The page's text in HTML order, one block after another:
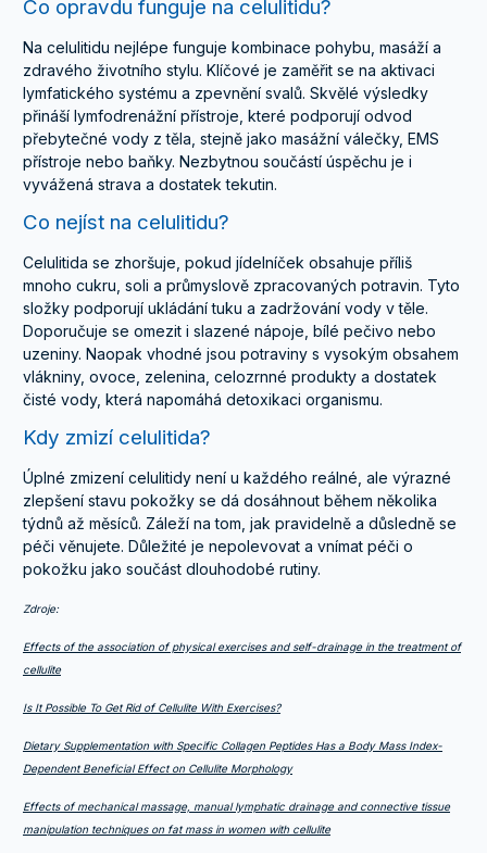
Co opravdu funguje na celulitidu?
Na celulitidu nejlépe funguje kombinace pohybu, masáží a
zdravého životního stylu. Klíčové je zaměřit se na aktivaci
lymfatického systému a zpevnění svalů. Skvělé výsledky
přináší lymfodrenážní přístroje, které podporují odvod
přebytečné vody z těla, stejně jako masážní válečky, EMS
přístroje nebo baňky. Nezbytnou součástí úspěchu je i
vyvážená strava a dostatek tekutin.
Co nejíst na celulitidu?
Celulitida se zhoršuje, pokud jídelníček obsahuje příliš
mnoho cukru, soli a průmyslově zpracovaných potravin. Tyto
složky podporují ukládání tuku a zadržování vody v těle.
Doporučuje se omezit i slazené nápoje, bílé pečivo nebo
uzeniny. Naopak vhodné jsou potraviny s vysokým obsahem
vlákniny, ovoce, zelenina, celozrnné produkty a dostatek
čisté vody, která napomáhá detoxikaci organismu.
Kdy zmizí celulitida?
Úplné zmizení celulitidy není u každého reálné, ale výrazné
zlepšení stavu pokožky se dá dosáhnout během několika
týdnů až měsíců. Záleží na tom, jak pravidelně a důsledně se
péči věnujete. Důležité je nepolevovat a vnímat péči o
pokožku jako součást dlouhodobé rutiny.
Zdroje:
Effects of the association of physical exercises and self-drainage in the treatment of
cellulite
Is It Possible To Get Rid of Cellulite With Exercises?
Dietary Supplementation with Specific Collagen Peptides Has a Body Mass Index-
Dependent Beneficial Effect on Cellulite Morphology
Effects of mechanical massage, manual lymphatic drainage and connective tissue
manipulation techniques on fat mass in women with cellulite